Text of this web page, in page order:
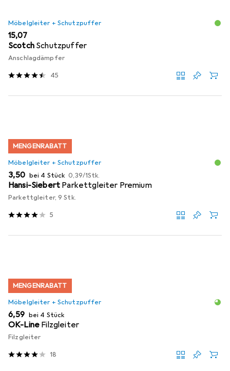
Möbelgleiter + Schutzpuffer
EUR
15,07
Scotch Schutzpuffer
Anschlagdämpfer
45
MENGENRABATT
Möbelgleiter + Schutzpuffer
EUR
3,50 bei 4 Stück EUR
0,39/1Stk.
Hansi-Siebert Parkettgleiter Premium
Parkettgleiter, 9 Stk.
5
MENGENRABATT
Möbelgleiter + Schutzpuffer
EUR
6,59 bei 4 Stück
OK-Line Filzgleiter
Filzgleiter
18